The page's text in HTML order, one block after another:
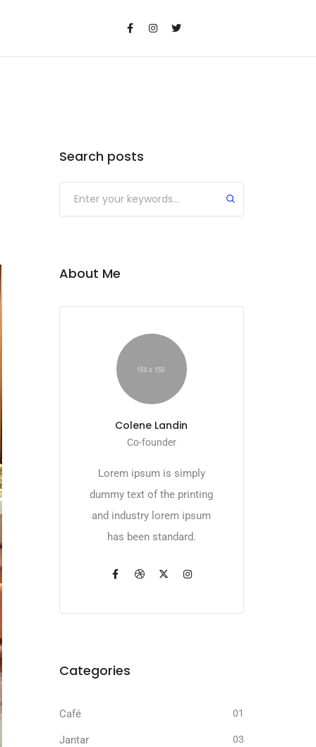
Search posts
Submit
About Me
Colene Landin
Co-founder
Lorem ipsum is simply
dummy text of the printing
and industry lorem ipsum
has been standard.
Categories
Café 01
Jantar 03